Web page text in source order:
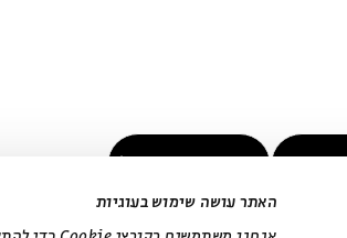
האתר עושה שימוש בעוגיות